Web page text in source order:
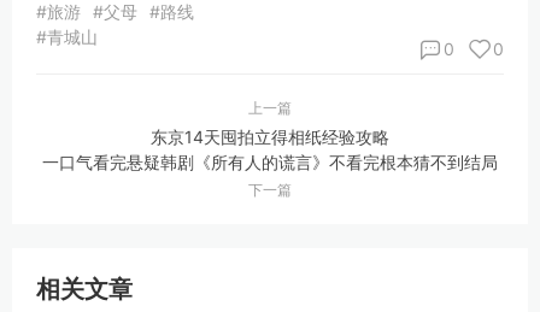
#旅游 #父母
#路线
#青城山
0 0
上一篇
东京14天囤拍立得相纸经验攻略
下一篇
一口气看完悬疑韩剧《所有人的谎言》不看完根本猜不到结局
相关文章